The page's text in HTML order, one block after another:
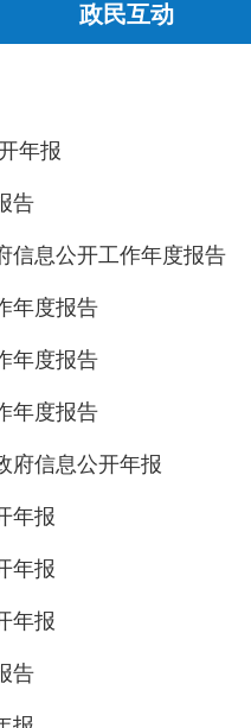
政民互动
年报
告
信息公开工作年度报告
年度报告
年度报告
年度报告
府信息公开年报
年报
年报
年报
告